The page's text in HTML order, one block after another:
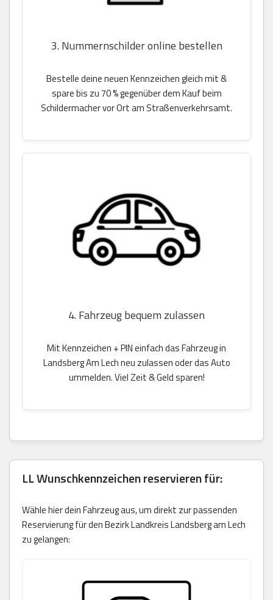
3. Nummernschilder online bestellen
Bestelle deine neuen Kennzeichen gleich mit &
spare bis zu 70 % gegenüber dem Kauf beim
Schildermacher vor Ort am Straßenverkehrsamt.
4. Fahrzeug bequem zulassen
Mit Kennzeichen + PIN einfach das Fahrzeug in
Landsberg Am Lech neu zulassen oder das Auto
ummelden. Viel Zeit & Geld sparen!
LL Wunschkennzeichen reservieren für:
Wähle hier dein Fahrzeug aus, um direkt zur passenden
Reservierung für den Bezirk Landkreis Landsberg am Lech
zu gelangen: